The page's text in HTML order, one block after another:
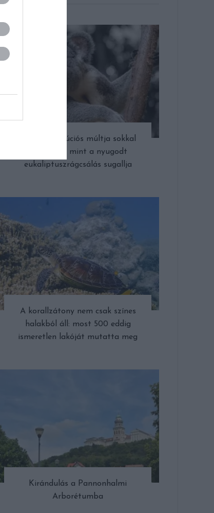
A koala evolúciós múltja sokkal
drámaibb, mint a nyugodt
eukaliptuszrágcsálás sugallja
A korallzátony nem csak színes
halakból áll: most 500 eddig
ismeretlen lakóját mutatta meg
Kirándulás a Pannonhalmi
Arborétumba